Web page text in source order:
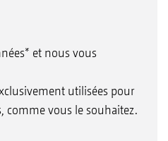
et nous vous
utilisées pour
comme vous le souhaitez.